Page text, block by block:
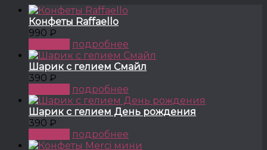
Конфеты Raffaello
990 ₽
подробнее
Шарик с гелием Смайл
390 ₽
подробнее
Шарик с гелием День рождения
390 ₽
подробнее